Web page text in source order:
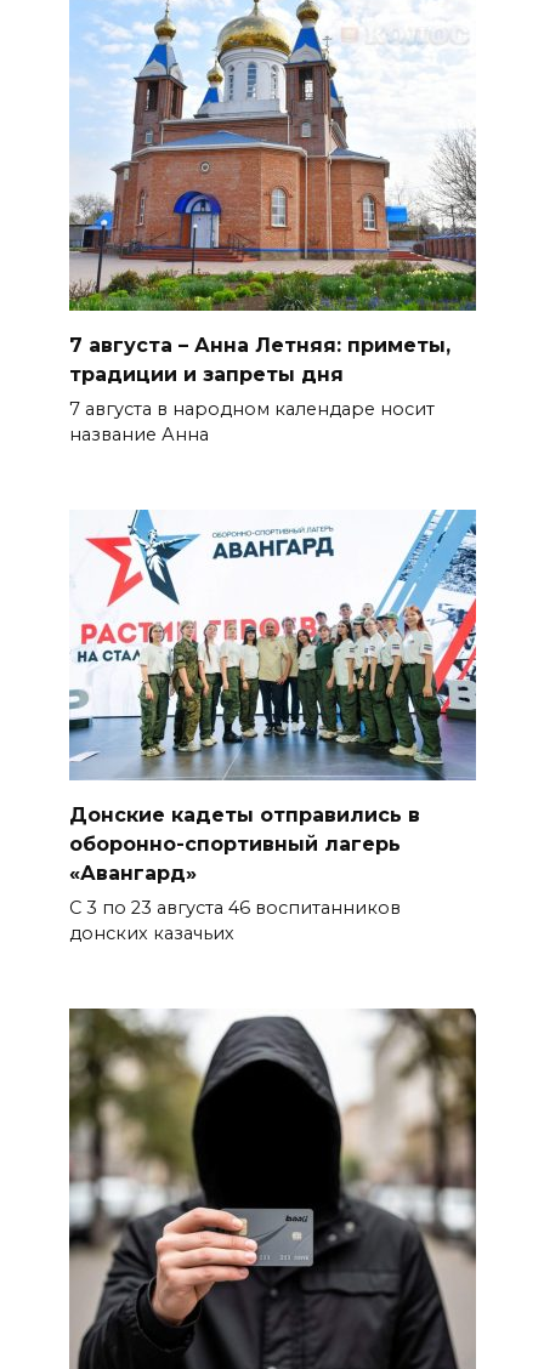
06 августа 2026 16:25
Подготовка к школе
06 августа 2026 15:51
Донские спасатели провели
профилактические занятия
более чем для 11 тыс. детей
7 августа – Анна Летняя: приметы,
традиции и запреты дня
7 августа в народном календаре носит
название Анна
Донские кадеты отправились в
оборонно-спортивный лагерь
«Авангард»
С 3 по 23 августа 46 воспитанников
донских казачьих